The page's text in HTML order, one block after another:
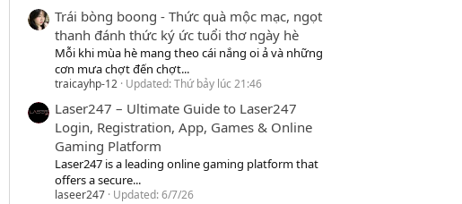
Trái bòng boong - Thức quà mộc mạc, ngọt
thanh đánh thức ký ức tuổi thơ ngày hè
Mỗi khi mùa hè mang theo cái nắng oi ả và những
cơn mưa chợt đến chợt...
traicayhp-12 Updated:Thứ bảy lúc 21:46
Laser247 – Ultimate Guide to Laser247
Login, Registration, App, Games & Online
Gaming Platform
Laser247 is a leading online gaming platform that
offers a secure...
laseer247 Updated:6/7/26